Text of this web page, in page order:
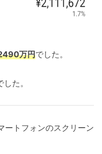
万円でした。
した。
ートフォンのスクリーン